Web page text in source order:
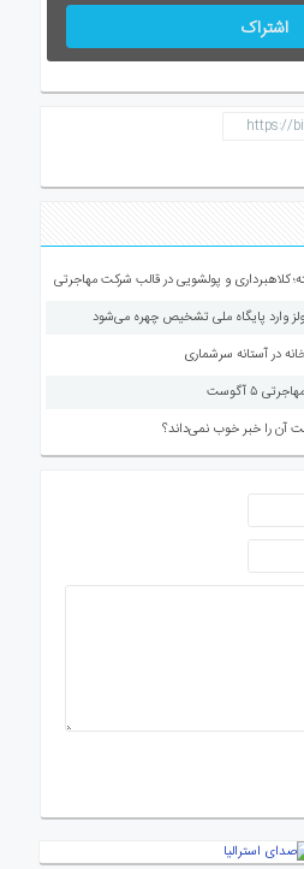
اشتراک
وارد پایگاه ملی تشخیص چهره می‌شود
در آستانه سرشماری
۵ آگوست
آن را خبر خوب نمی‌داند؟